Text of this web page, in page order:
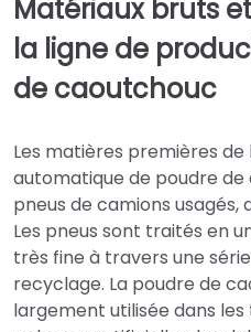
Matériaux bruts
la ligne de
de caoutchouc
Les matières premières
automatique de poudre
pneus de camions usagés,
Les pneus sont traités en
très fine à travers une
recyclage. La poudre de
largement utilisée dans